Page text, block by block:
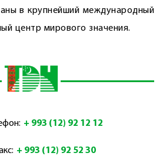
в крупнейший международный
центр мирового значения.
+ 993 (12) 92 12 12
+ 993 (12) 92 52 30